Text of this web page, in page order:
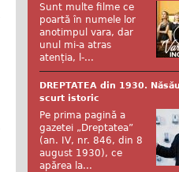
Sunt multe filme ce
poartă în numele lor
anotimpul vara, dar
unul mi-a atras
atenția, l-...
DREPTATEA din 1930.
scurt istoric
Pe prima pagină a
gazetei „Dreptatea”
(an. IV, nr. 846, din 8
august 1930), ce
apărea la...